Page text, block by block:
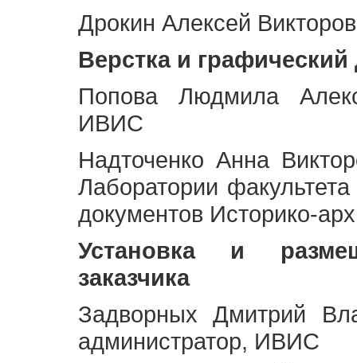
Дрокин Алексей
Верстка и графический
Попова Людмила
ИВИС
Надточенко Анна
Лаборатории
документов Историко-
Установка и
заказчика
Задворных Дмитрий
администратор, ИВИС